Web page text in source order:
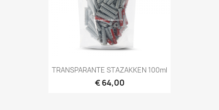
TRANSPARANTE STAZAKKEN 100ml
€ 64,00